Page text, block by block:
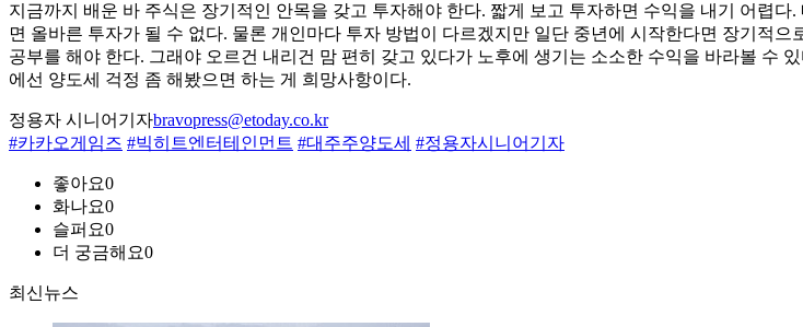
지금까지 배운 바 주식은 장기적인 안목을 갖고 투자해야 한다. 짧게 보고 투자하면 수익을 내기 어렵
면 올바른 투자가 될 수 없다. 물론 개인마다 투자 방법이 다르겠지만 일단 중년에 시작한다면 장기적
공부를 해야 한다. 그래야 오르건 내리건 맘 편히 갖고 있다가 노후에 생기는 소소한 수익을 바라볼 수
에선 양도세 걱정 좀 해봤으면 하는 게 희망사항이다.
정용자 시니어기자bravopress@etoday.co.kr
#카카오게임즈 #빅히트엔터테인먼트 #대주주양도세 #정용자시니어기자
좋아요0
화나요0
슬퍼요0
더 궁금해요0
최신뉴스